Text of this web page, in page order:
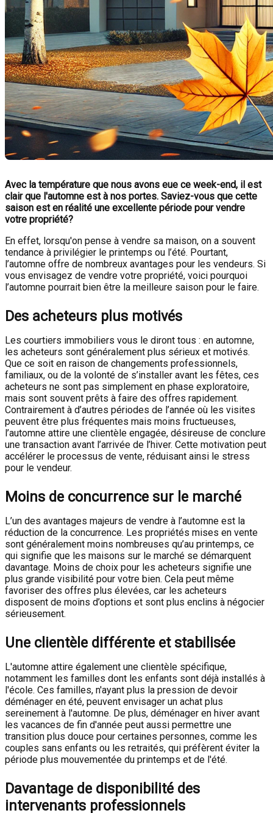
Avec la température que nous avons eue ce week-end, il est
clair que l'automne est à nos portes. Saviez-vous que cette
saison est en réalité une excellente période pour vendre
votre propriété?
En effet, lorsqu'on pense à vendre sa maison, on a souvent
tendance à privilégier le printemps ou l’été. Pourtant,
l’automne offre de nombreux avantages pour les vendeurs. Si
vous envisagez de vendre votre propriété, voici pourquoi
l’automne pourrait bien être la meilleure saison pour le faire.
Des acheteurs plus motivés
Les courtiers immobiliers vous le diront tous : en automne,
les acheteurs sont généralement plus sérieux et motivés.
Que ce soit en raison de changements professionnels,
familiaux, ou de la volonté de s’installer avant les fêtes, ces
acheteurs ne sont pas simplement en phase exploratoire,
mais sont souvent prêts à faire des offres rapidement.
Contrairement à d’autres périodes de l’année où les visites
peuvent être plus fréquentes mais moins fructueuses,
l’automne attire une clientèle engagée, désireuse de conclure
une transaction avant l’arrivée de l’hiver. Cette motivation peut
accélérer le processus de vente, réduisant ainsi le stress
pour le vendeur.
Moins de concurrence sur le marché
L’un des avantages majeurs de vendre à l’automne est la
réduction de la concurrence. Les propriétés mises en vente
sont généralement moins nombreuses qu’au printemps, ce
qui signifie que les maisons sur le marché se démarquent
davantage. Moins de choix pour les acheteurs signifie une
plus grande visibilité pour votre bien. Cela peut même
favoriser des offres plus élevées, car les acheteurs
disposent de moins d’options et sont plus enclins à négocier
sérieusement.
Une clientèle différente et stabilisée
L'automne attire également une clientèle spécifique,
notamment les familles dont les enfants sont déjà installés à
l'école. Ces familles, n'ayant plus la pression de devoir
déménager en été, peuvent envisager un achat plus
sereinement à l'automne. De plus, déménager en hiver avant
les vacances de fin d'année peut aussi permettre une
transition plus douce pour certaines personnes, comme les
couples sans enfants ou les retraités, qui préfèrent éviter la
période plus mouvementée du printemps et de l'été.
Davantage de disponibilité des
intervenants professionnels